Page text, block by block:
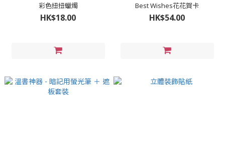
彩色扭扭蠟燭
HK$18.00
Best Wishes花花賀卡
HK$54.00